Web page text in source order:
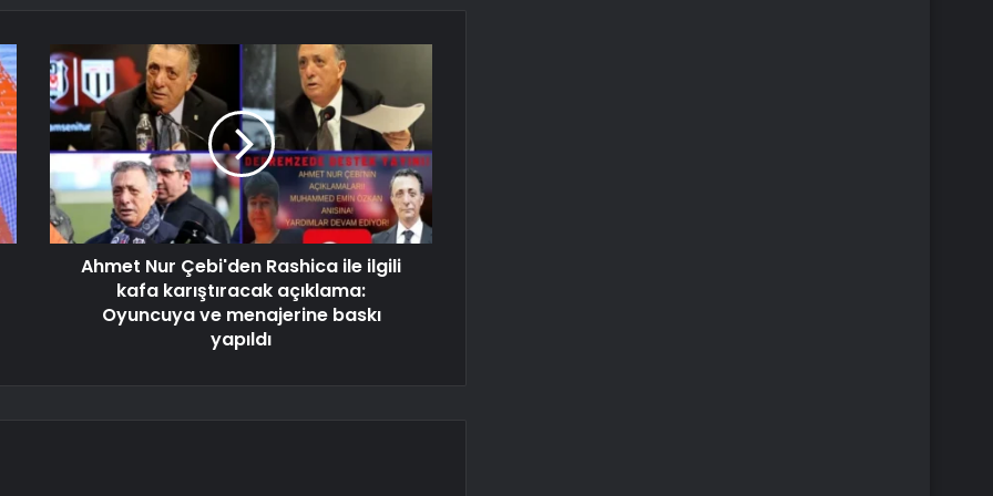
Ahmet Nur Çebi'den Rashica ile ilgili
kafa karıştıracak açıklama:
Oyuncuya ve menajerine baskı
yapıldı